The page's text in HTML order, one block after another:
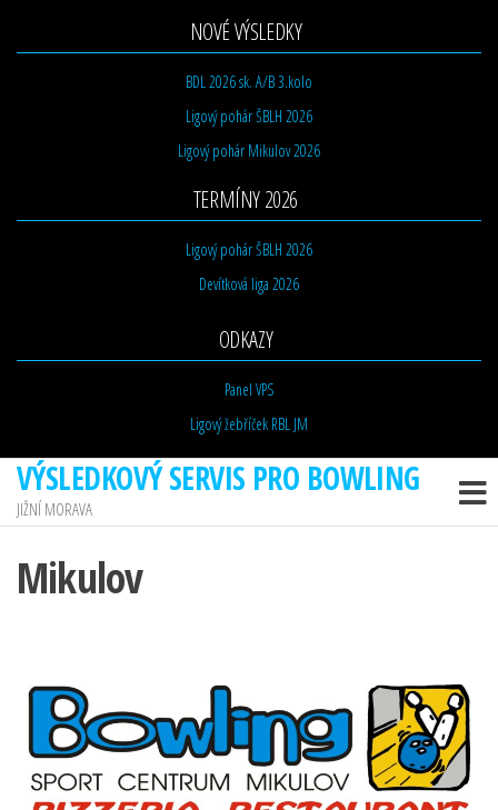
NOVÉ VÝSLEDKY
BDL 2026 sk. A/B 3.kolo
Ligový pohár ŠBLH 2026
Ligový pohár Mikulov 2026
TERMÍNY 2026
Ligový pohár ŠBLH 2026
Devítková liga 2026
ODKAZY
Panel VPS
Ligový žebříček RBL JM
VÝSLEDKOVÝ SERVIS PRO BOWLING
JIŽNÍ MORAVA
Mikulov